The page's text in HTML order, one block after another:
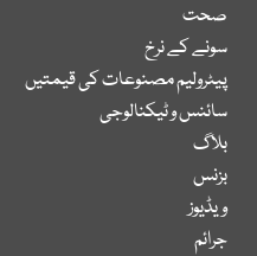
صحت
سونے کے نرخ
پیٹرولیم مصنوعات کی قیمتیں
سائنس و ٹیکنالوجی
بلاگ
بزنس
ویڈیوز
جرائم